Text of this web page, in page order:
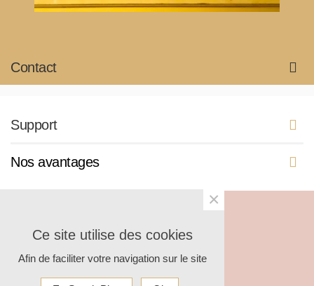
Contact
Support
Nos avantages
© 2025 Shantilight
Ce site utilise des cookies
Afin de faciliter votre navigation sur le site
×